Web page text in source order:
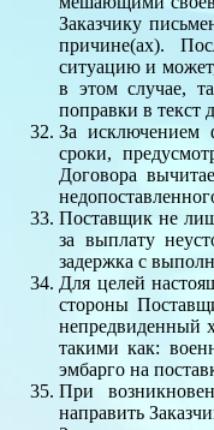
Заказчику
причине(ах).
ситуацию и
в этом случае,
поправки в текст
За исключением
сроки,
Договора
Поставщик не
за выплату
задержка с
Для целей
стороны
непредвиденный
такими как:
эмбарго на
При
направить